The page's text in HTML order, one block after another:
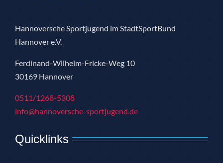
Hannoversche Sportjugend im StadtSportBund
Hannover e.V.
Ferdinand-Wilhelm-Fricke-Weg 10
30169 Hannover
0511/1268-5308
info@hannoversche-sportjugend.de
Quicklinks